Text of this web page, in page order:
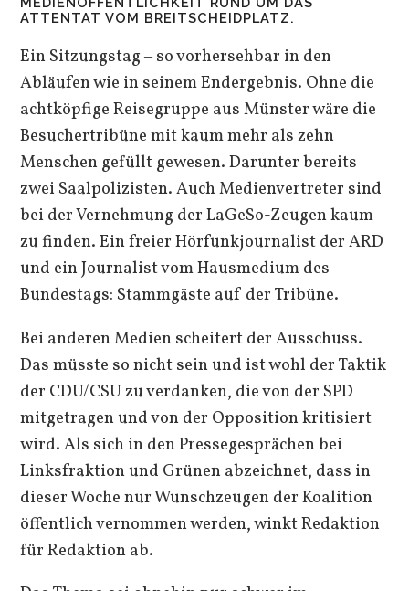
TTENTAT VOM BREITSCHEIDPLATZ.
Ein Sitzungstag ‒ so vorhersehbar in den
Abläufen wie in seinem Endergebnis. Ohne die
achtköpfige Reisegruppe aus Münster wäre die
Besuchertribüne mit kaum mehr als zehn
Menschen gefüllt gewesen. Darunter bereits
zwei Saalpolizisten. Auch Medienvertreter sind
bei der Vernehmung der LaGeSo-Zeugen kaum
zu finden. Ein freier Hörfunkjournalist der ARD
und ein Journalist vom Hausmedium des
Bundestags: Stammgäste auf der Tribüne.
Bei anderen Medien scheitert der Ausschuss.
Das müsste so nicht sein und ist wohl der Taktik
der CDU/CSU zu verdanken, die von der SPD
mitgetragen und von der Opposition kritisiert
wird. Als sich in den Pressegesprächen bei
Linksfraktion und Grünen abzeichnet, dass in
dieser Woche nur Wunschzeugen der Koalition
öffentlich vernommen werden, winkt Redaktion
für Redaktion ab.